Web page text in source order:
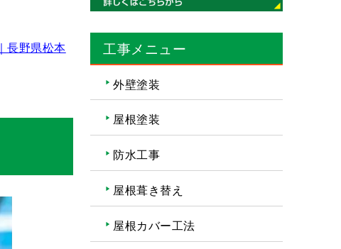
長野県松本
工事メニュー
外壁塗装
屋根塗装
防水工事
屋根葺き替え
屋根カバー工法